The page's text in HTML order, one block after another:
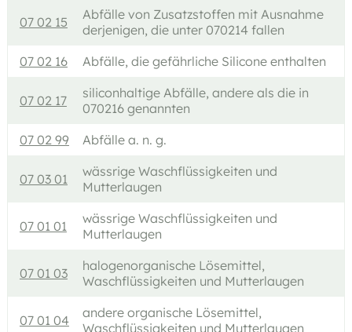
07 02 15
Abfälle von Zusatzstoffen mit Ausnahme
derjenigen, die unter 070214 fallen
07 02 16
Abfälle, die gefährliche Silicone enthalten
07 02 17
siliconhaltige Abfälle, andere als die in
070216 genannten
07 02 99
Abfälle a. n. g.
07 03 01
wässrige Waschflüssigkeiten und
Mutterlaugen
07 01 01
wässrige Waschflüssigkeiten und
Mutterlaugen
07 01 03
halogenorganische Lösemittel,
Waschflüssigkeiten und Mutterlaugen
07 01 04
andere organische Lösemittel,
Waschflüssigkeiten und Mutterlaugen